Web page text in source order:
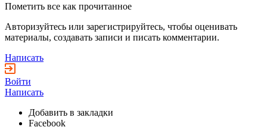
Пометить все как прочитанное
Авторизуйтесь или зарегистрируйтесь, чтобы оценивать
материалы, создавать записи и писать комментарии.
Написать
Войти
Написать
Добавить в закладки
Facebook